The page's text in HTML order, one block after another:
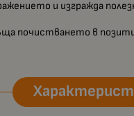
и изгражда
почистването в